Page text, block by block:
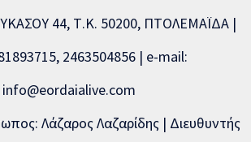
44, Τ.Κ. 50200, ΠΤΟΛΕΜΑΪΔΑ |
2463504856 | e-mail:
info@eordaialive.com
Λάζαρος Λαζαρίδης | Διευθυντής